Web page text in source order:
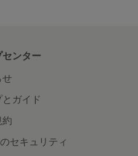
ンター
せ
ガイド
約
セキュリティ